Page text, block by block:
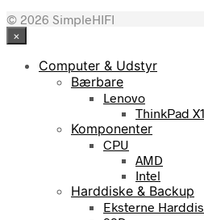
© 2026 SimpleHIFI
×
Computer & Udstyr
Bærbare
Lenovo
ThinkPad
Komponenter
CPU
AMD
Intel
Harddiske & Backup
Eksterne